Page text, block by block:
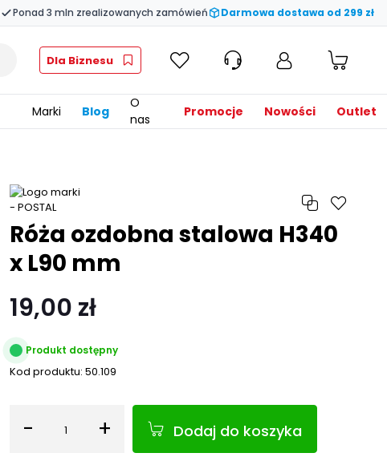
Ponad 3 mln zrealizowanych zamówień Darmowa dostawa od 299 zł
Dla Biznesu
Marki Blog
O
nas
Promocje Nowości Outlet
Róża ozdobna stalowa H340
x L90 mm
19,00 zł
Produkt dostępny
Kod produktu: 50.109
- Ilość + Dodaj do koszyka